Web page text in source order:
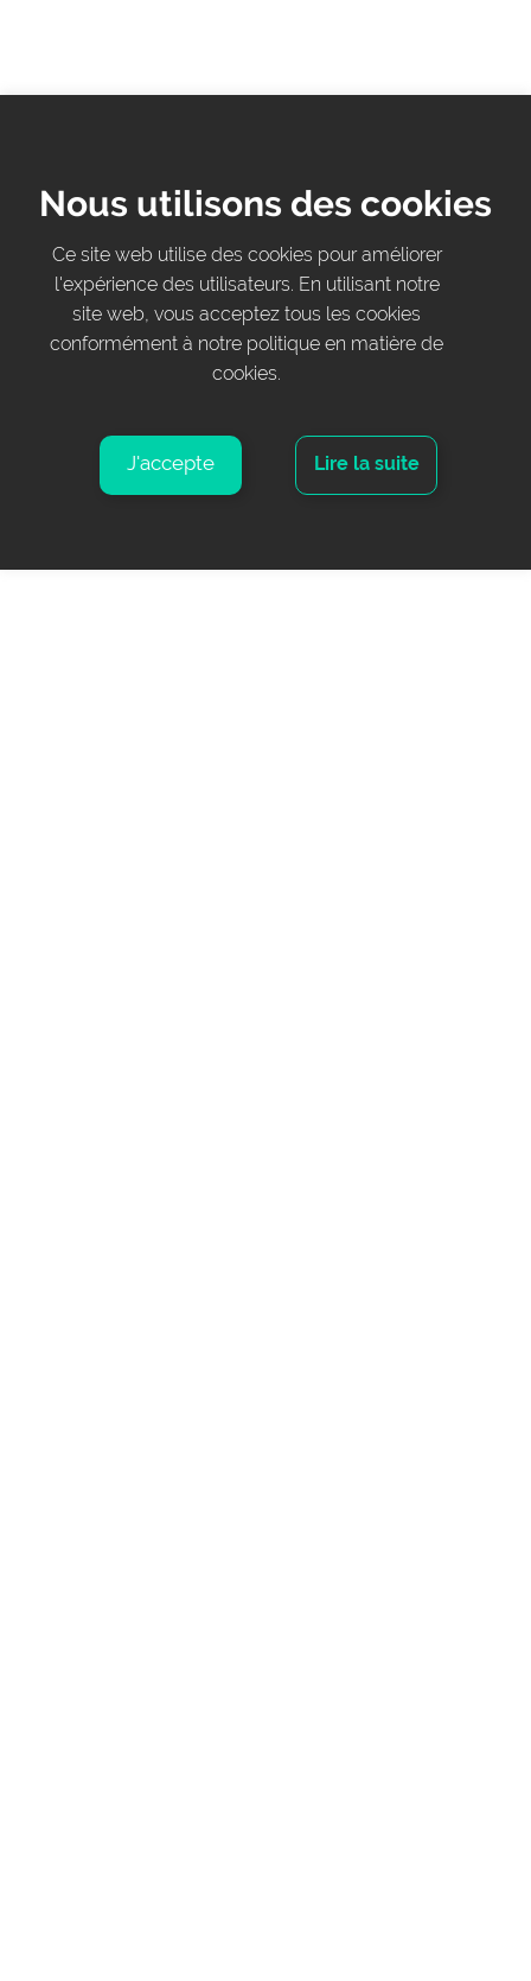
Nous utilisons des cookies
Ce site web utilise des cookies pour améliorer
l'expérience des utilisateurs. En utilisant notre
site web, vous acceptez tous les cookies
conformément à notre politique en matière de
cookies.
J'accepte Lire la suite